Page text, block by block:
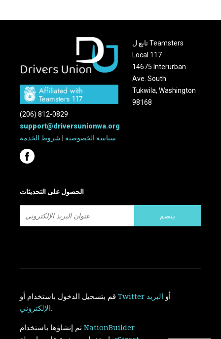
تابع ل Teamsters
Local 117
14675 Interurban
Ave. South
Tukwila, Washington
98168
(206) 812-0829
support@driversunionwa.org
سياسة الخصوصية
شروط الخدمة
الحصول على التحديثات
قم بتسجيل الدخول باستخدام أوTwitter أو البريد
الإلكتروني .
تم إنشاؤها باستخدامNationBuilder